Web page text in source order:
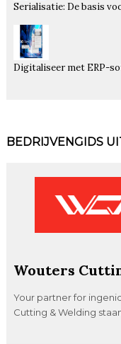
Serialisatie: De basis
Digitaliseer met ERP-
BEDRIJVENGIDS
Wouters
Your partner for
Cutting & Welding